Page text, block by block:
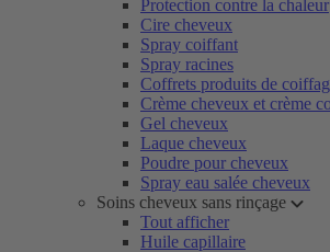
Protection contre la chaleur
Cire cheveux
Spray coiffant
Spray racines
Coffrets produits de
Crème cheveux et crème
Gel cheveux
Laque cheveux
Poudre pour cheveux
Spray eau salée cheveux
Soins cheveux sans rinçage
Tout afficher
Huile capillaire